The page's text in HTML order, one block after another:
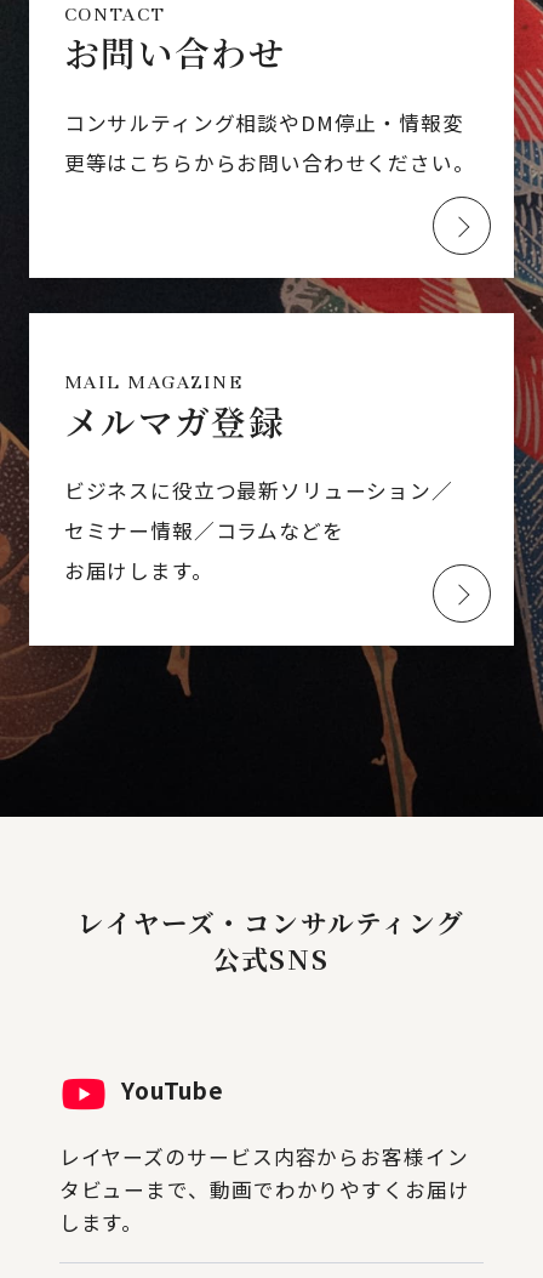
CONTACT
お問い合わせ
コンサルティング相談やDM停止・情報変
更等はこちらからお問い合わせください。
MAIL MAGAZINE
メルマガ登録
ビジネスに役立つ最新ソリューション／
セミナー情報／コラムなどを
お届けします。
レイヤーズ・コンサルティング
公式SNS
YouTube
レイヤーズのサービス内容からお客様イン
タビューまで、動画でわかりやすくお届け
します。